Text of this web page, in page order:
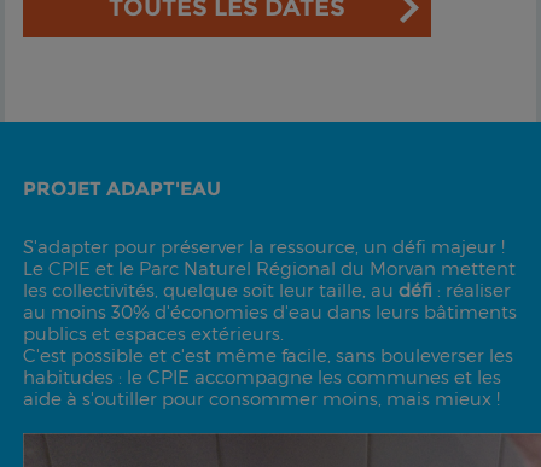
TOUTES LES DATES
PROJET ADAPT'EAU
S'adapter pour préserver la ressource, un défi majeur !
Le CPIE et le Parc Naturel Régional du Morvan mettent
les collectivités, quelque soit leur taille, au défi : réaliser
au moins 30% d'économies d'eau dans leurs bâtiments
publics et espaces extérieurs.
C'est possible et c'est même facile, sans bouleverser les
habitudes : le CPIE accompagne les communes et les
aide à s'outiller pour consommer moins, mais mieux !